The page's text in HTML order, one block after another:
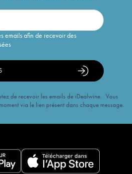
emails afin de recevoir des
de recevoir les emails de iDealwine. Vous
via le lien présent dans chaque message.